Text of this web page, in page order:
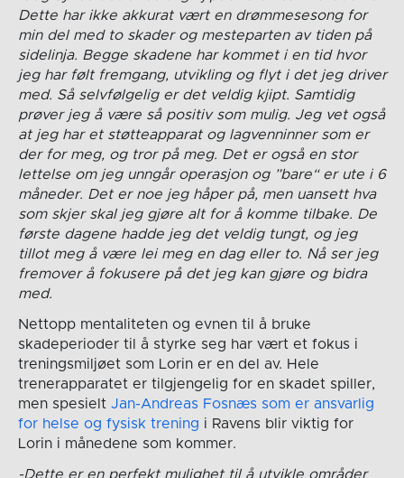
Dette har ikke akkurat vært en drømmesesong for
min del med to skader og mesteparten av tiden på
sidelinja. Begge skadene har kommet i en tid hvor
jeg har følt fremgang, utvikling og flyt i det jeg driver
med. Så selvfølgelig er det veldig kjipt. Samtidig
prøver jeg å være så positiv som mulig. Jeg vet også
at jeg har et støtteapparat og lagvenninner som er
der for meg, og tror på meg. Det er også en stor
lettelse om jeg unngår operasjon og ”bare“ er ute i 6
måneder. Det er noe jeg håper på, men uansett hva
som skjer skal jeg gjøre alt for å komme tilbake. De
første dagene hadde jeg det veldig tungt, og jeg
tillot meg å være lei meg en dag eller to. Nå ser jeg
fremover å fokusere på det jeg kan gjøre og bidra
med.
Nettopp mentaliteten og evnen til å bruke
skadeperioder til å styrke seg har vært et fokus i
treningsmiljøet som Lorin er en del av. Hele
trenerapparatet er tilgjengelig for en skadet spiller,
men spesielt Jan-Andreas Fosnæs som er ansvarlig
for helse og fysisk trening i Ravens blir viktig for
Lorin i månedene som kommer.
-Dette er en perfekt mulighet til å utvikle områder